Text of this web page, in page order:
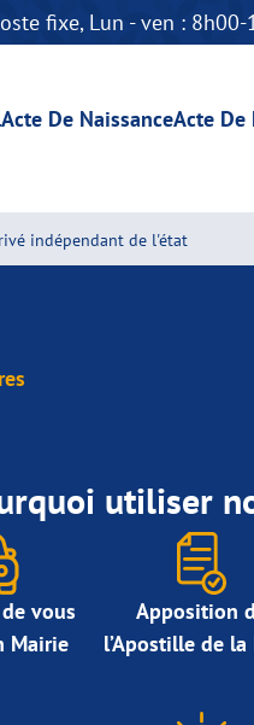
fixe, Lun - ven : 8h00-
Acte De NaissanceActe De
indépendant de l'état
utiliser
vous
Mairie
Apposition
l’Apostille de la